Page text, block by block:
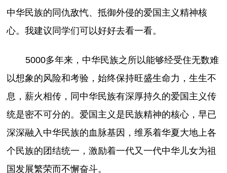
中华民族的同仇敌忾、抵御外侵的爱国主义精神核
心。我建议同学们可以好好去看一看。
5000多年来，中华民族之所以能够经受住无数难
以想象的风险和考验，始终保持旺盛生命力，生生不
息，薪火相传，同中华民族有深厚持久的爱国主义传
统是密不可分的。爱国主义是民族精神的核心，早已
深深融入中华民族的血脉基因，维系着华夏大地上各
个民族的团结统一，激励着一代又一代中华儿女为祖
国发展繁荣而不懈奋斗。